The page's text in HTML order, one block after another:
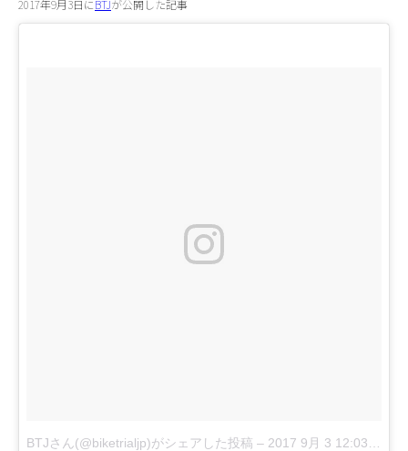
2017年9月3日にBTJが公開した記事
BTJさん(@biketrialjp)がシェアした投稿 – 2017 9月 3 12:03午前 PDT